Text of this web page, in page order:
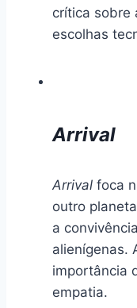
crítica sobre
escolhas
Arrival
Arrival foca
outro
a
alienígenas.
importância
empatia.